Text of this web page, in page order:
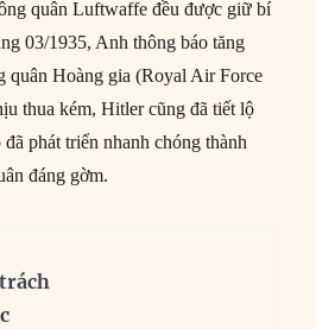
quân Luftwaffe đều được giữ bí
03/1935, Anh thông báo tăng
quân Hoàng gia (Royal Air Force
thua kém, Hitler cũng đã tiết lộ
phát triển nhanh chóng thành
đáng gờm.